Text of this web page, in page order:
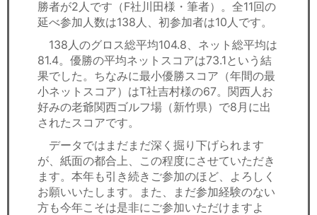
勝者が2人です（F社川田様・筆者）。全11回の
延べ参加人数は138人、初参加者は10人です。
138人のグロス総平均104.8、ネット総平均は
81.4。優勝の平均ネットスコアは73.1という結
果でした。ちなみに最小優勝スコア（年間の最
小ネットスコア）はT社吉村様の67。関西人お
好みの老爺関西ゴルフ場（新竹県）で8月に出
されたスコアです。
データではまだまだ深く掘り下げられます
が、紙面の都合上、この程度にさせていただき
ます。本年も引き続きご参加のほど、よろしく
お願いいたします。また、まだ参加経験のない
方も今年こそは是非にご参加いただけますよ